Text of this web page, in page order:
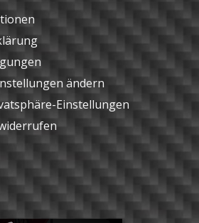
ändern
Einstellungen